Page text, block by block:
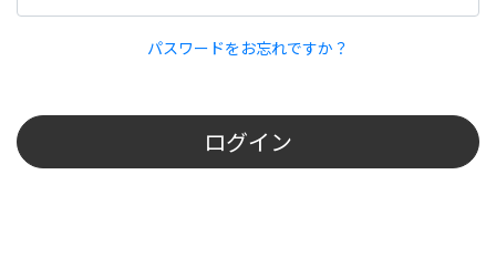
パスワードをお忘れですか？
ログイン